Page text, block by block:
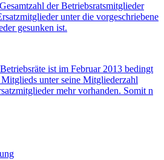
der Betriebsratsmitglieder
unter die vorgeschriebene
gesunken ist.
ist im Februar 2013 bedingt
unter seine Mitgliederzahl
mehr vorhanden. Somit n